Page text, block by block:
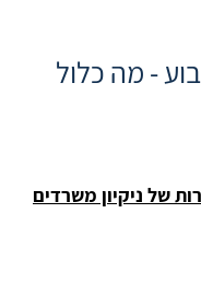
- מה כלול
של ניקיון משרדים